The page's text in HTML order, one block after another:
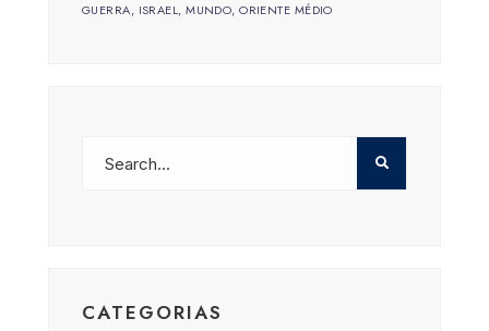
GUERRA, ISRAEL,MUNDO,ORIENTE MÉDIO
CATEGORIAS